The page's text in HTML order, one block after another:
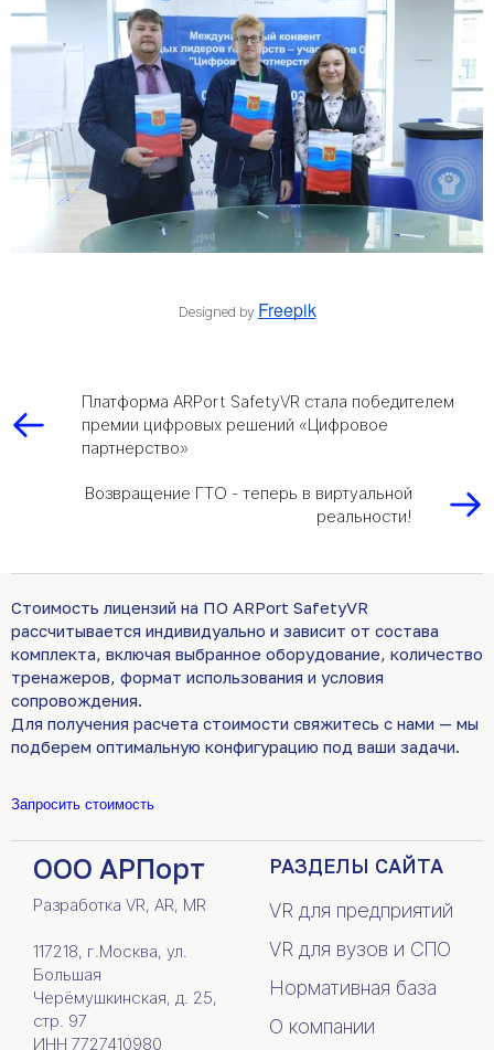
Designed by Freepik
Платформа ARPort SafetyVR стала победителем
премии цифровых решений «Цифровое
партнерство»
Возвращение ГТО - теперь в виртуальной
реальности!
Стоимость лицензий на ПО ARPort SafetyVR
рассчитывается индивидуально и зависит от состава
комплекта, включая выбранное оборудование, количество
тренажеров, формат использования и условия
сопровождения.
Для получения расчета стоимости свяжитесь с нами — мы
подберем оптимальную конфигурацию под ваши задачи.
Запросить стоимость
ООО АРПорт
Разработка VR, AR, MR
117218, г.Москва, ул.
Большая
Черёмушкинская, д. 25,
стр. 97
ИНН 7727410980
РАЗДЕЛЫ САЙТА
VR для предприятий
VR для вузов и СПО
Нормативная база
О компании